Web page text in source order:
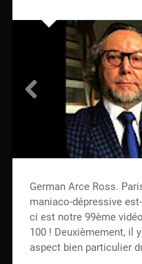
German Arce Ross.
maniaco-dépressive
ci est notre 99ème
100 ! Deuxièmement, il
aspect bien particulier